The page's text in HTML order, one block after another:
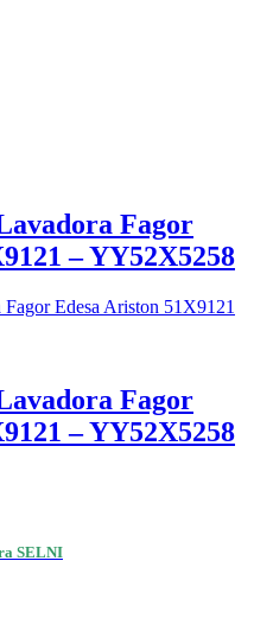
Fagor
– YY52X5258
Fagor
– YY52X5258
SELNI